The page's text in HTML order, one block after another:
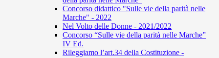
Concorso didattico "Sulle vie della parità nelle
Marche" - 2022
Nel Volto delle Donne - 2021/2022
Concorso “Sulle vie della parità nelle Marche”
IV Ed.
Rileggiamo l’art.34 della Costituzione -